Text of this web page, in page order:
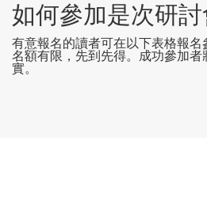
如何參加是次研討
有意報名的讀者可在以下表格報名
名額有限，先到先得。成功參加
實。